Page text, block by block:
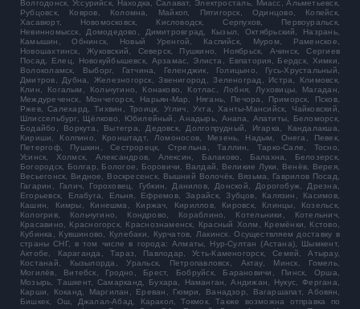
Волгодонск, Уссурийск, Находка, Салават, Электросталь, Миасс, Альметьевск,
Рубцовск, Ковров, Коломна, Майкоп, Пятигорск, Одинцово, Копейск,
Хасавюрт, Новомосковск, Кисловодск, Серпухов, Первоуральск,
Невинномысск, Домодедово, Димитровград, Кызыл, Октябрьский, Назрань,
Камышин, Обнинск, Новый Уренгой, Каспийск, Муром, Раменское,
Новошахтинск, Жуковский, Северск, Пушкино, Ноябрьск, Ачинск, Сергиев
Посад, Елец, Новокуйбышевск, Арзамас, Элиста, Евпатория, Бердск, Химки,
Волоколамск, Выборг, Гатчина, Геленджик, Голицыно, Гусь-Хрустальный,
Дмитров, Дубна, Железногорск, Звенигород, Зеленоград, Истра, Климовск,
Клин, Когалым, Кольчугино, Конаково, Котлас, Лобня, Луховицы, Магадан,
Междуреченск, Мончегорск, Нарьян-Мар, Нягань, Печора, Приморск, Псков,
Ржев, Салехард, Тихвин, Троицк, Углич, Ухта, Ханты-Мансийск, Чайковский,
Шлиссельбург, Щёлково, Юбилейный, Анадырь, Анапа, Апатиты, Беломорск,
Бодайбо, Воркута, Вытегра, Дедовск, Долгопрудный, Игарка, Кандалакша,
Кириши, Колпино, Кронштадт, Ломоносов, Мезень, Надым, Онега, Певек,
Петергоф, Пушкин, Сестрорецк, Стрельна, Таллин, Тарко-Сале, Тосно,
Усинск, Холмск, Александров, Алексин, Балаково, Балахна, Белозерск,
Богородск, Болгар, Бологое, Боровичи, Валдай, Великие Луки, Венёв, Верея,
Весьегонск, Видное, Воскресенск, Вышний Волочёк, Вязьма, Гаврилов Посад,
Гагарин, Галич, Гороховец, Губкин, Данилов, Донской, Дорогобуж, Дрезна,
Егорьевск, Елабуга, Ельня, Ефремов, Зарайск, Зубцов, Калязин, Касимов,
Кашин, Кимры, Кинешма, Киржач, Кириллов, Кировск, Клинцы, Козельск,
Кологрив, Кольчугино, Кондрово, Кораблино, Котельники, Котельнич,
Красавино, Красногорск, Краснознаменск, Красный Холм, Кремёнки, Кстово,
Кубинка, Кувшиново, Кулебаки, Курчатов, Лакинск. Осуществляем доставку в
страны СНГ, в том числе в города: Алматы, Нур-Султан (Астана), Шымкент,
Актобе, Караганда, Тараз, Павлодар, Усть-Каменогорск, Семей, Атырау,
Костанай, Кызылорда, Уральск, Петропавловск, Актау, Минск, Гомель,
Могилёв, Витебск, Гродно, Брест, Бобруйск, Барановичи, Пинск, Орша,
Мозырь, Ташкент, Самарканд, Бухара, Наманган, Андижан, Нукус, Фергана,
Карши, Коканд, Маргилан, Ереван, Гюмри, Ванадзор, Вагаршапат, Абовян,
Бишкек, Ош, Джалал-Абад, Каракол, Токмок. Также возможна отправка по